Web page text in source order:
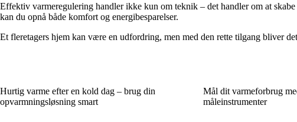
Effektiv varmeregulering handler ikke kun om teknik – det handler om at
kan du opnå både komfort og energibesparelser.
Et fleretagers hjem kan være en udfordring, men med den rette tilgang bliver
Hurtig varme efter en kold dag – brug din
opvarmningsløsning smart
Mål dit varmeforbrug
måleinstrumenter